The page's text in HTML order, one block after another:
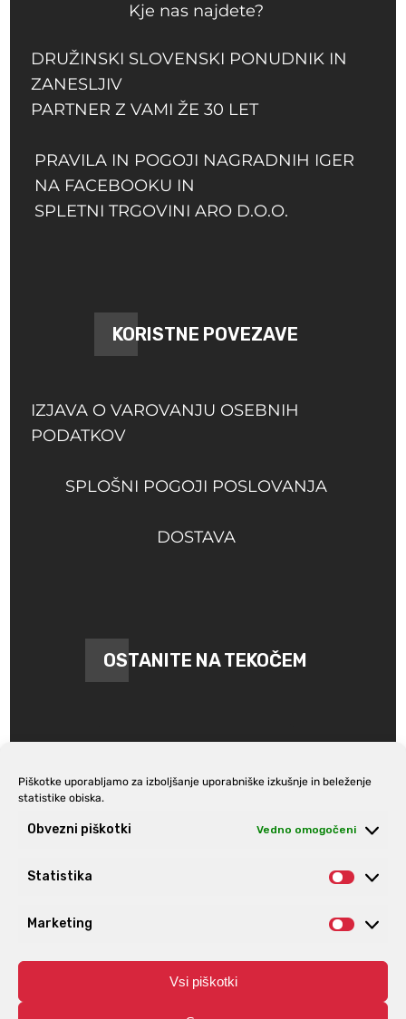
Piškotke uporabljamo za izboljšanje uporabniške izkušnje in beleženje
statistike obiska.
Obvezni piškotki Vedno omogočeni
Statistika
Marketing
Vsi piškotki
Kje nas najdete?
DRUŽINSKI SLOVENSKI PONUDNIK IN
ZANESLJIV
PARTNER Z VAMI ŽE 30 LET
PRAVILA IN POGOJI NAGRADNIH IGER
NA FACEBOOKU IN
SPLETNI TRGOVINI ARO D.O.O.
KORISTNE POVEZAVE
IZJAVA O VAROVANJU OSEBNIH
PODATKOV
SPLOŠNI POGOJI POSLOVANJA
DOSTAVA
OSTANITE NA TEKOČEM